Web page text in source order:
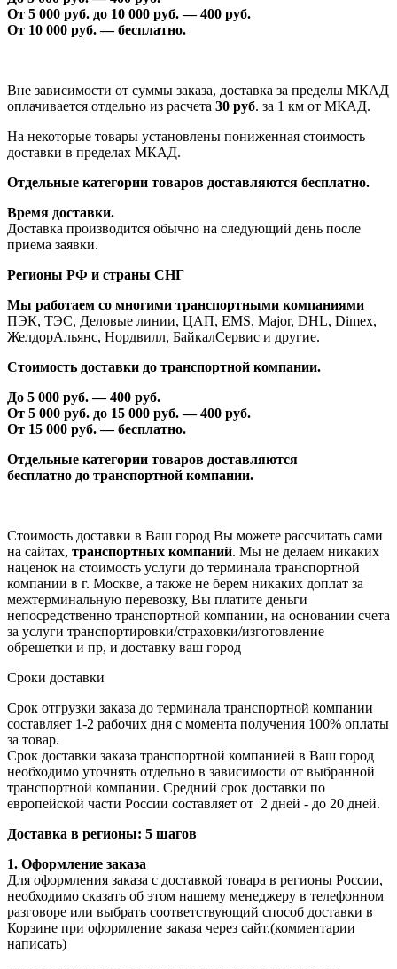
От 5 000 руб. до 10 000 руб. —400 руб.
От 10 000 руб. — бесплатно.
Вне зависимости от суммы заказа, доставка за пределы МКАД
оплачивается отдельно из расчета 30 руб. за 1 км от МКАД.
На некоторые товары установлены пониженная стоимость
доставки в пределах МКАД.
Отдельные категории товаров доставляются бесплатно.
Время доставки.
Доставка производится обычно на следующий день после
приема заявки.
Регионы РФ и страны СНГ
Мы работаем со многими транспортными компаниями
ПЭК, ТЭС, Деловые линии, ЦАП, EMS, Major, DHL, Dimex,
ЖелдорАльянс, Нордвилл, БайкалСервис и другие.
Стоимость доставки до транспортной компании.
До 5 000 руб. —400 руб.
От 5 000 руб. до 15 000 руб. —400 руб.
От 15 000 руб. — бесплатно.
Отдельные категории товаров доставляются
бесплатно до транспортной компании.
Стоимость доставки в Ваш город Вы можете рассчитать сами
на сайтах, транспортных компаний. Мы не делаем никаких
наценок на стоимость услуги до терминала транспортной
компании в г. Москве, а также не берем никаких доплат за
межтерминальную перевозку, Вы платите деньги
непосредственно транспортной компании, на основании счета
за услуги транспортировки/страховки/изготовление
обрешетки и пр, и доставку ваш город
Сроки доставки
Срок отгрузки заказа до терминала транспортной компании
составляет 1-2 рабочих дня с момента получения 100% оплаты
за товар.
Срок доставки заказа транспортной компанией в Ваш город
необходимо уточнять отдельно в зависимости от выбранной
транспортной компании. Средний срок доставки по
европейской части России составляет от 2 дней - до 20 дней.
Доставка в регионы: 5 шагов
1. Оформление заказа
Для оформления заказа с доставкой товара в регионы России,
необходимо сказать об этом нашему менеджеру в телефонном
разговоре или выбрать соответствующий способ доставки в
Корзине при оформление заказа через сайт.(комментарии
написать)